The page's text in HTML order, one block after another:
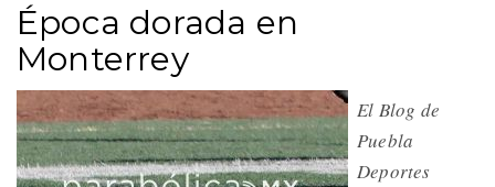
Época dorada en
Monterrey
El Blog de
Puebla
Deportes